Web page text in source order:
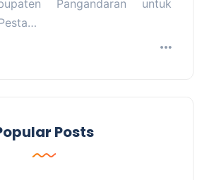
Pangandaran untuk
Posts